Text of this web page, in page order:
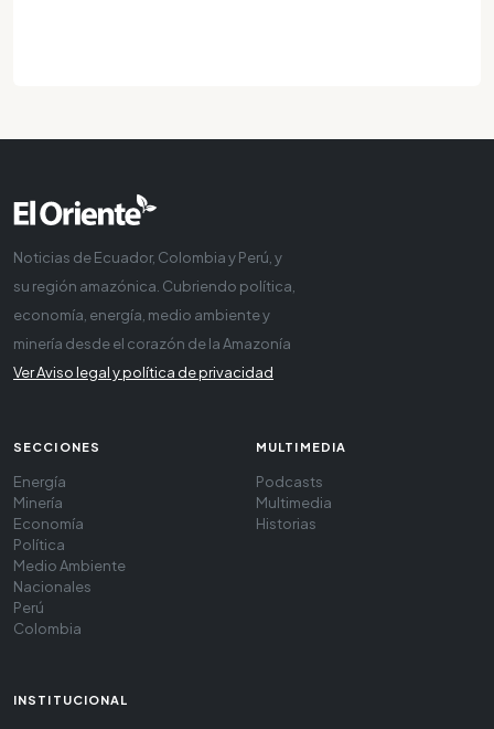
Noticias de Ecuador, Colombia y Perú, y
su región amazónica. Cubriendo política,
economía, energía, medio ambiente y
minería desde el corazón de la Amazonía
Ver Aviso legal y política de privacidad
SECCIONES
Energía
Minería
Economía
Política
Medio Ambiente
Nacionales
Perú
Colombia
MULTIMEDIA
Podcasts
Multimedia
Historias
INSTITUCIONAL